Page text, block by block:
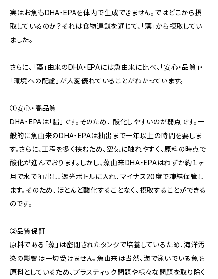
実はお魚もDHA・EPAを体内で生成できません。ではどこから摂
取しているのか？それは食物連鎖を通じて、「藻」から摂取してい
ました。
さらに、「藻」由来のDHA・EPAには魚由来に比べ、「安心・品質」・
「環境への配慮」が大変優れていることがわかっています。
①安心・高品質
DHA・EPAは「脂」です。そのため、 酸化しやすいのが弱点です。一
般的に魚由来のDHA・EPAは抽出まで一年以上の時間を要しま
す。さらに、工程を多く挟むため、空気に触れやすく、原料の時点で
酸化が進んでおります。しかし、藻由来DHA・EPAはわずか約１ヶ
月で水で抽出し、遮光ボトルに入れ、マイナス20度で凍結保管し
ます。そのため、ほとんど酸化することなく、摂取することができる
のです。
②品質保証
原料である「藻」は密閉されたタンクで培養しているため、海洋汚
染の影響は一切受けません。魚由来は当然、海で泳いでいる魚を
原料としているため、プラスティック問題や様々な問題を取り除く